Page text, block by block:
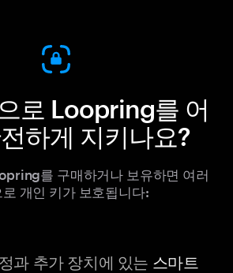
로 Loopring를 어
하게 지키나요?
를 구매하거나 보유하면 여러
개인 키가 보호됩니다:
과 추가 장치에 있는 스마트